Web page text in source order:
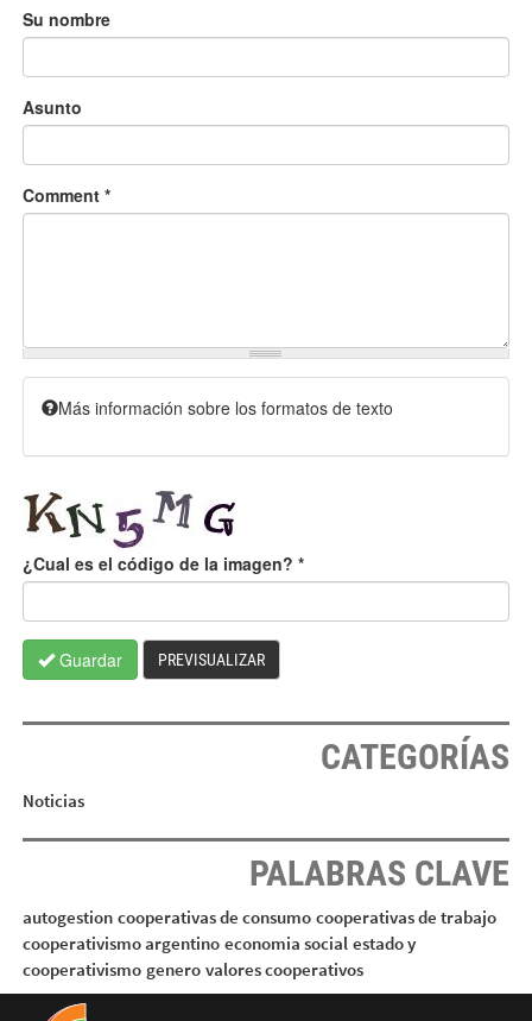
Su nombre
Asunto
Comment *
Más información sobre los formatos de texto
¿Cual es el código de la imagen? *
Guardar PREVISUALIZAR
CATEGORÍAS
Noticias
PALABRAS CLAVE
autogestion cooperativas de consumo cooperativas de trabajo
cooperativismo argentino economia social estado y
cooperativismo genero valores cooperativos